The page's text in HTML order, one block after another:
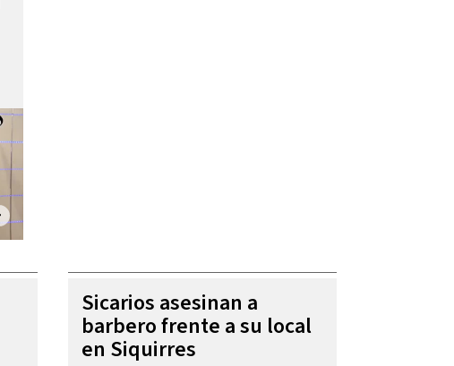
Sicarios asesinan a
barbero frente a su local
en Siquirres